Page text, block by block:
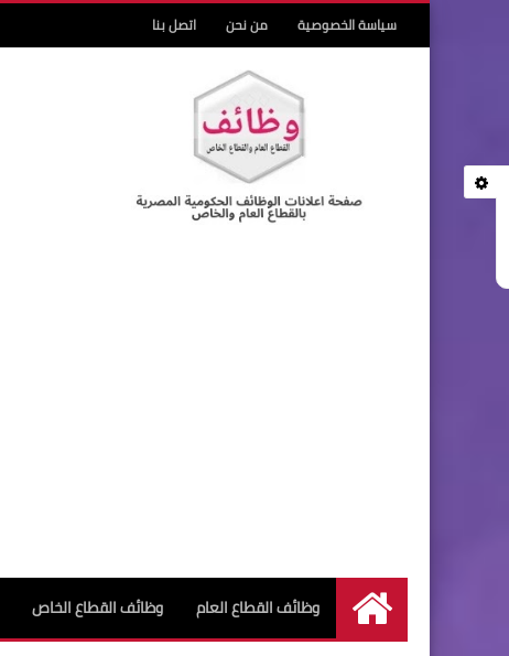
سياسة الخصوصية من نحن اتصل بنا
الرئيسية
وظائف القطاع العام وظائف القطاع الخاص